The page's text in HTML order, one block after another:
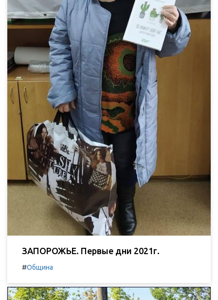
ЗАПОРОЖЬЕ. Первые дни 2021г.
#Община